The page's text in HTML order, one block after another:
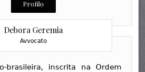
Profilo
Debora Geremia
Avvocato
brasileira, inscrita na Ordem